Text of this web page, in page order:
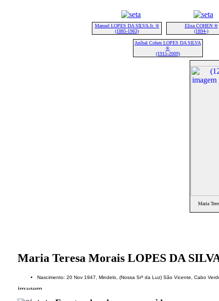
Manuel LOPES DA SILVA Jr. ®
(1885-1963)
Elisa COHEN ®
(1894-)
Aníbal Cohen LOPES DA SILVA
®
(1915-2009)
Maria
Maria Teresa Morais LOPES DA
Nascimento: 20 Nov 1947, Mindelo, (Nossa Srª da Luz) São Vicente, Cabo